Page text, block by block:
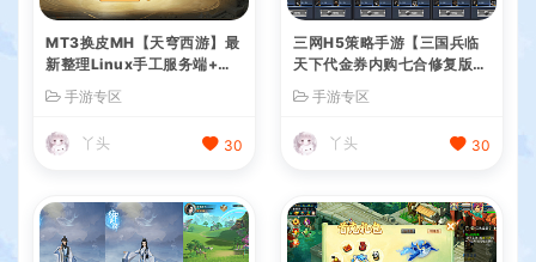
MT3换皮MH【天穹西游】最
新整理Linux手工服务端+安
卓苹果双端+GM后台+详细搭
建教程+全套源码+视频教程
手游专区
丫头 30
三网H5策略手游【三国兵临
天下代金券内购七合修复版】
最新整理单机一键即玩镜像端
+Linux手工服务端+管理后台
+GM授权后台+简易安卓客户
端+详细搭建教程+视频教程
手游专区
丫头 30